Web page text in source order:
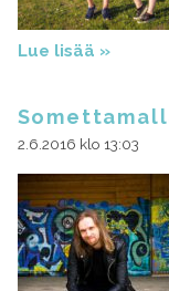
Lue lisää »
2.6.2016 klo 13:03